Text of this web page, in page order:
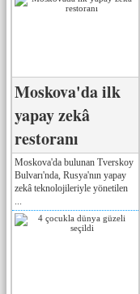
Moskova'da ilk
yapay zekâ
restoranı
Moskova'da bulunan Tverskoy
Bulvarı'nda, Rusya'nın yapay
zekâ teknolojileriyle yönetilen